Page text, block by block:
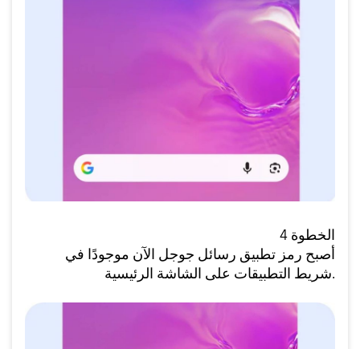
الخطوة 4
أصبح رمز تطبيق رسائل جوجل الآن موجودًا في
شريط التطبيقات على الشاشة الرئيسية.